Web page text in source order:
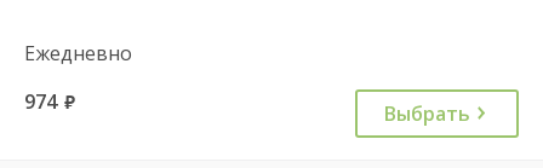
Ежедневно
974 руб. Выбрать